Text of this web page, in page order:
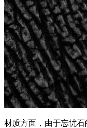
材质方面，由于忘忧